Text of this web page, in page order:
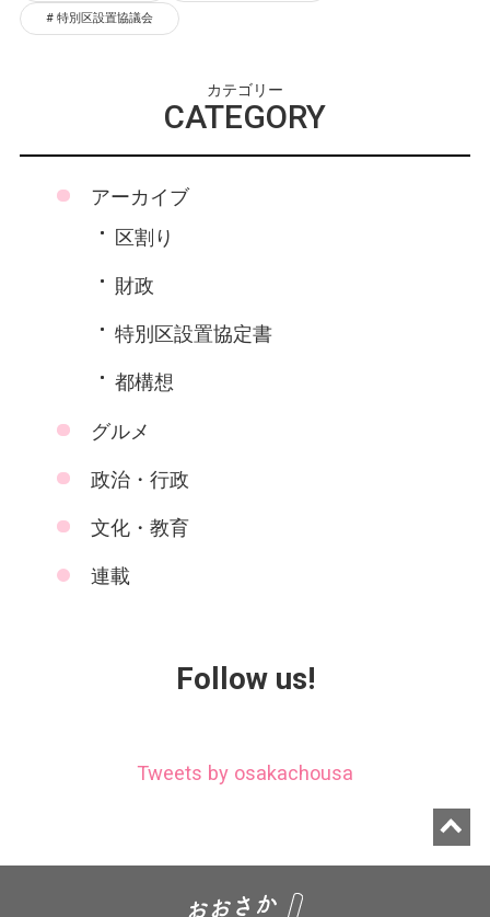
特別区設置協議会
カテゴリー
CATEGORY
アーカイブ
区割り
財政
特別区設置協定書
都構想
グルメ
政治・行政
文化・教育
連載
Follow us!
Tweets by osakachousa